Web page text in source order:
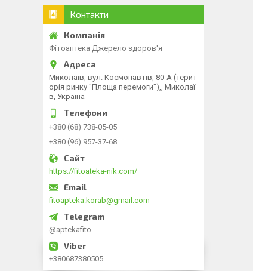
Контакти
Фітоаптека Джерело здоров'я
Миколаїв, вул. Космонавтів, 80-А (терит
орія ринку "Площа перемоги"),, Миколаї
в, Україна
+380 (68) 738-05-05
+380 (96) 957-37-68
https://fitoateka-nik.com/
fitoapteka.korab@gmail.com
@aptekafito
+380687380505